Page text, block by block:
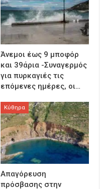
Άνεμοι έως 9 μποφόρ
και 39άρια -Συναγερμός
για πυρκαγιές τις
επόμενες ημέρες, οι…
Κύθηρα
Απαγόρευση
πρόσβασης στην